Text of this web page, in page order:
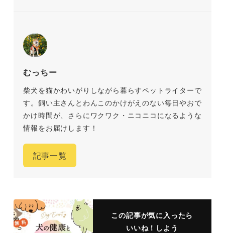
むっちー
柴犬を猫かわいがりしながら暮らすペットライターで
す。飼い主さんとわんこのかけがえのない毎日やおで
かけ時間が、さらにワクワク・ニコニコになるような
情報をお届けします！
記事一覧
この記事が気に入ったら
いいね！しよう